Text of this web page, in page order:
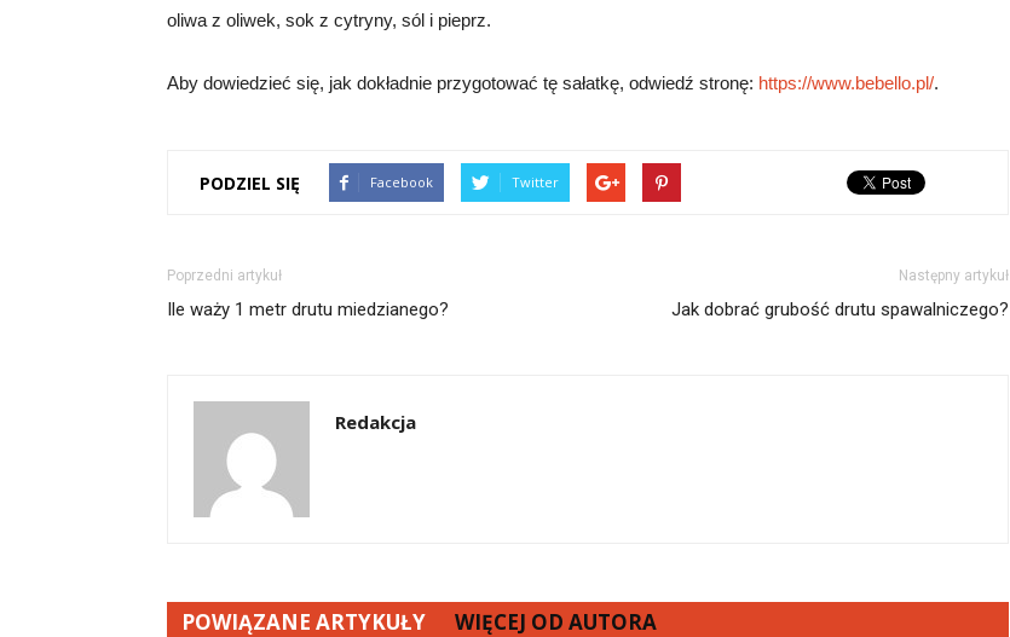
oliwa z oliwek, sok z cytryny, sól i pieprz.
Aby dowiedzieć się, jak dokładnie przygotować tę sałatkę, odwiedź stronę: https://www.bebello.pl/.
PODZIEL SIĘ Facebook Twitter
Poprzedni artykuł
Ile waży 1 metr drutu miedzianego?
Następny artykuł
Jak dobrać grubość drutu spawalniczego?
Redakcja
POWIĄZANE ARTYKUŁY WIĘCEJ OD AUTORA